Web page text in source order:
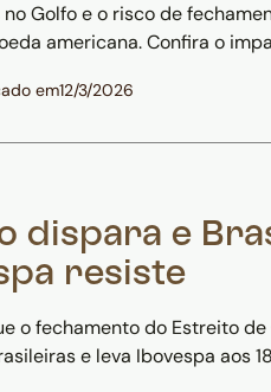
no Golfo e o risco de
americana. Confira o
em12/3/2026
dispara e
resiste
o fechamento do Estreito
e leva Ibovespa aos